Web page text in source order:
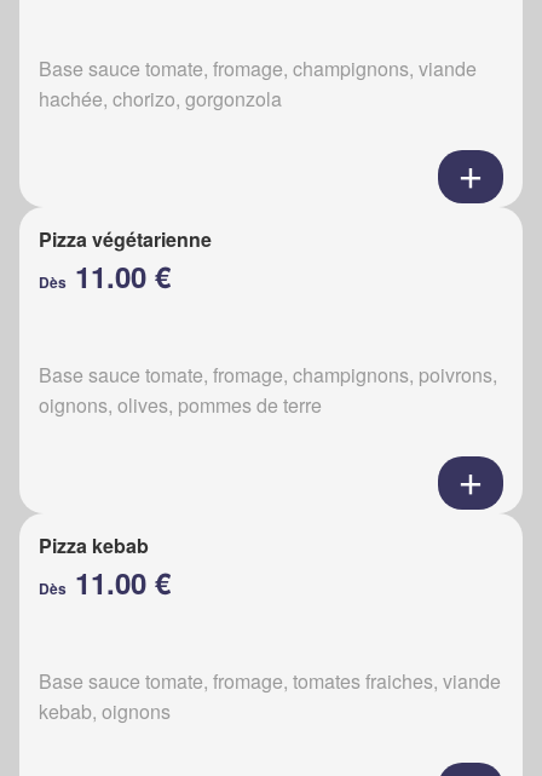
Base sauce tomate, fromage, champignons, viande
hachée, chorizo, gorgonzola
Pizza végétarienne
Dès 11.00 €
Base sauce tomate, fromage, champignons, poivrons,
oignons, olives, pommes de terre
Pizza kebab
Dès 11.00 €
Base sauce tomate, fromage, tomates fraiches, viande
kebab, oignons